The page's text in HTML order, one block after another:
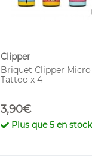
Clipper
Briquet Clipper Micro
Tattoo x 4
3,90€
Plus que5en